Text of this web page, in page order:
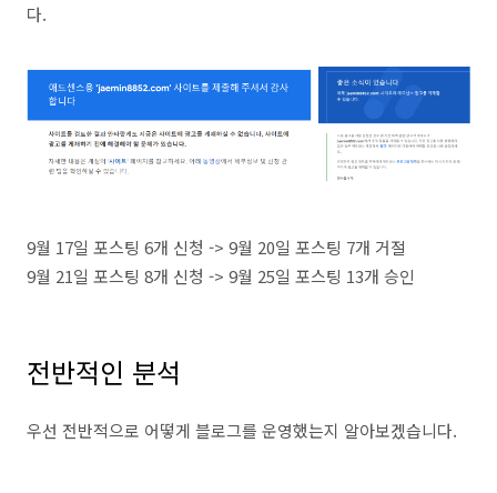
다.
9월 17일 포스팅 6개 신청 -> 9월 20일 포스팅 7개 거절
9월 21일 포스팅 8개 신청 -> 9월 25일 포스팅 13개 승인
전반적인 분석
우선 전반적으로 어떻게 블로그를 운영했는지 알아보겠습니다.